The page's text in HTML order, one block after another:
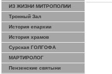
ИЗ ЖИЗНИ МИТРОПОЛИИ
Тронный Зал
История епархии
История храмов
Сурская ГОЛГОФА
МАРТИРОЛОГ
Пензенские святыни